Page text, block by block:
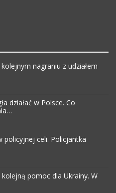
nagraniu z udziałem
działać w Polsce. Co
policyjnej celi. Policjantka
pomoc dla Ukrainy. W